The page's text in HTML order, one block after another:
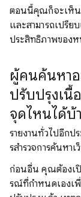
ตอนนี้คุณก็จะเห็น
และสามารถเปรีย
ประสิทธิภาพของ
ผู้คนค้นหาอ
ปรับปรุงเนื้
จุดไหนได้บ้
รายงานทั่วไปอีกป
รสํารวจการค้นหา
ก่อนอื่น คุณต้องเปิ
รณ์ที่กําหนดเองเพื่